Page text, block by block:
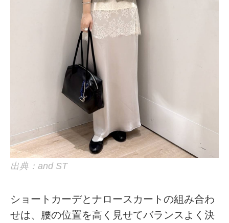
出典：and ST
ショートカーデとナロースカートの組み合わ
せは、腰の位置を高く見せてバランスよく決